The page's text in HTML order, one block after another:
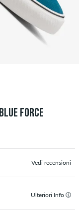
FORCE
Vedi recensioni
Ulteriori Info